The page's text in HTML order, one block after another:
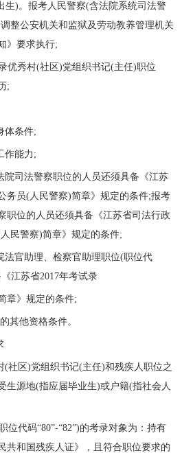
生)。报考人民警察(含法院系统司法警
整公安机关和监狱及劳动教养管理机关
》要求执行;
秀村(社区)党组织书记(主任)职位
;
条件;
能力;
司法警察职位的人员还须具备《江苏
务员(人民警察)简章》规定的条件;报考
职位的人员还须具备《江苏省司法行政
民警察)简章》规定的条件;
官助理、检察官助理职位(职位代
江苏省2017年考试录
》规定的条件;
他资格条件。
区)党组织书记(主任)和残疾人职位之
生源地(指应届毕业生)或户籍(指社会人
代码“80”-“82”)的考录对象为：持有
共和国残疾人证》，且符合职位要求的